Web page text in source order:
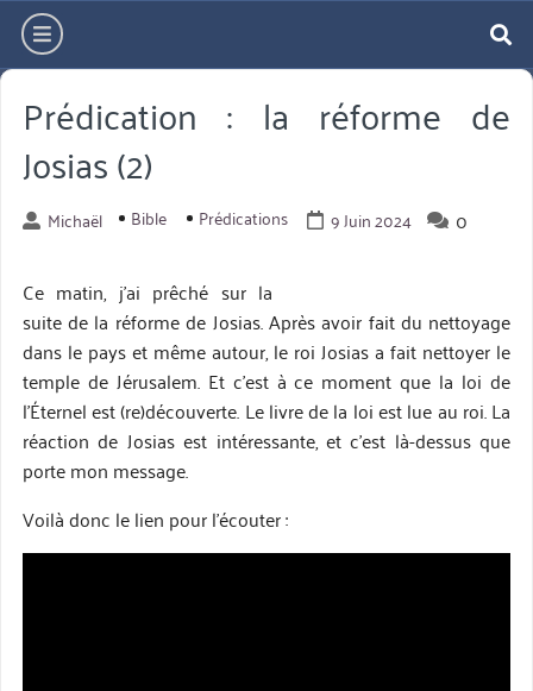
Aller
directement
au
contenu
hamburger
Prédication : la réforme de
Josias (2)
Michaël Bible Prédications 9 Juin 2024 0
Ce matin, j’ai prêché sur la
suite de la réforme de Josias. Après avoir fait du nettoyage
dans le pays et même autour, le roi Josias a fait nettoyer le
temple de Jérusalem. Et c’est à ce moment que la loi de
l’Éternel est (re)découverte. Le livre de la loi est lue au roi. La
réaction de Josias est intéressante, et c’est là-dessus que
porte mon message.
Voilà donc le lien pour l’écouter :